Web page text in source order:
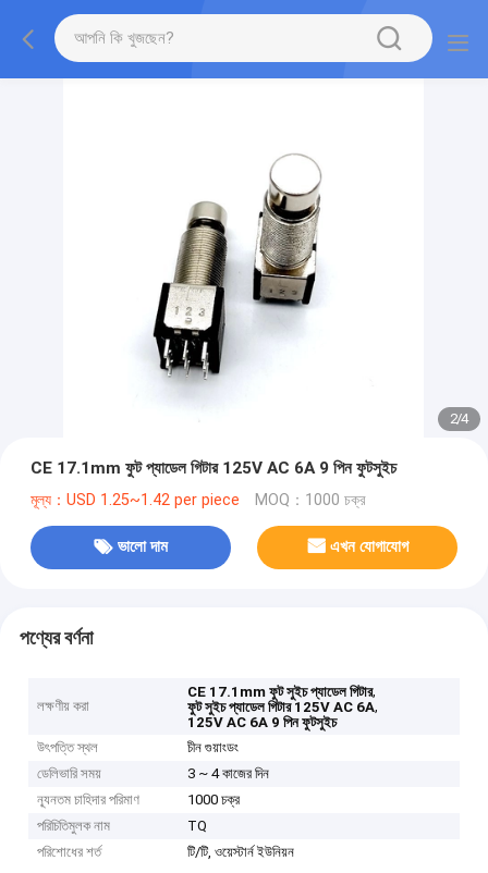
2/4
CE 17.1mm ফুট প্যাডেল গিটার 125V AC 6A 9 পিন ফুটসুইচ
মূল্য：USD 1.25~1.42 per piece MOQ：1000 চক্র
ভালো দাম এখন যোগাযোগ
পণ্যের বর্ণনা
লক্ষণীয় করা
CE 17.1mm ফুট সুইচ প্যাডেল গিটার,
ফুট সুইচ প্যাডেল গিটার 125V AC 6A,
125V AC 6A 9 পিন ফুটসুইচ
উৎপত্তি স্থল
চীন গুয়াংডং
ডেলিভারি সময়
3 ~ 4 কাজের দিন
ন্যূনতম চাহিদার পরিমাণ
1000 চক্র
পরিচিতিমুলক নাম
TQ
পরিশোধের শর্ত
টি/টি, ওয়েস্টার্ন ইউনিয়ন